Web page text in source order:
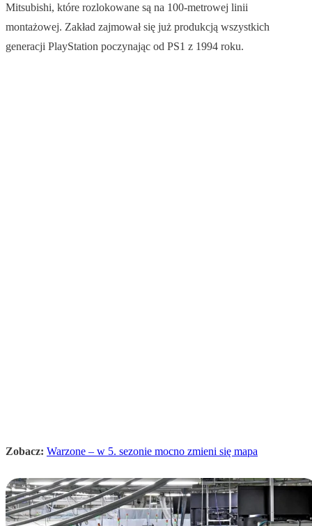
Mitsubishi, które rozlokowane są na 100-metrowej linii
montażowej. Zakład zajmował się już produkcją wszystkich
generacji PlayStation poczynając od PS1 z 1994 roku.
Zobacz: Warzone – w 5. sezonie mocno zmieni się mapa